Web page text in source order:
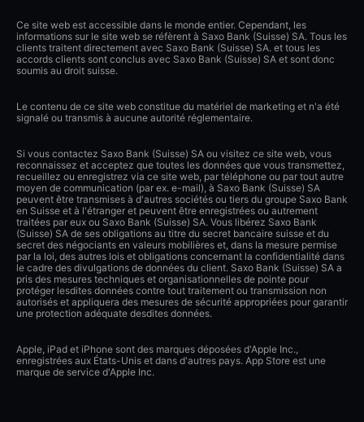
Ce site web est accessible dans le monde entier. Cependant, les
informations sur le site web se réfèrent à Saxo Bank (Suisse) SA. Tous les
clients traitent directement avec Saxo Bank (Suisse) SA. et tous les
accords clients sont conclus avec Saxo Bank (Suisse) SA et sont donc
soumis au droit suisse.
Le contenu de ce site web constitue du matériel de marketing et n'a été
signalé ou transmis à aucune autorité réglementaire.
Si vous contactez Saxo Bank (Suisse) SA ou visitez ce site web, vous
reconnaissez et acceptez que toutes les données que vous transmettez,
recueillez ou enregistrez via ce site web, par téléphone ou par tout autre
moyen de communication (par ex. e-mail), à Saxo Bank (Suisse) SA
peuvent être transmises à d'autres sociétés ou tiers du groupe Saxo Bank
en Suisse et à l'étranger et peuvent être enregistrées ou autrement
traitées par eux ou Saxo Bank (Suisse) SA. Vous libérez Saxo Bank
(Suisse) SA de ses obligations au titre du secret bancaire suisse et du
secret des négociants en valeurs mobilières et, dans la mesure permise
par la loi, des autres lois et obligations concernant la confidentialité dans
le cadre des divulgations de données du client. Saxo Bank (Suisse) SA a
pris des mesures techniques et organisationnelles de pointe pour
protéger lesdites données contre tout traitement ou transmission non
autorisés et appliquera des mesures de sécurité appropriées pour garantir
une protection adéquate desdites données.
Apple, iPad et iPhone sont des marques déposées d'Apple Inc.,
enregistrées aux États-Unis et dans d'autres pays. App Store est une
marque de service d'Apple Inc.